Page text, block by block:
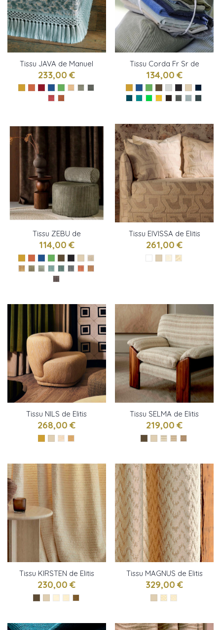
Tissu JAVA de Manuel
Canovas
233,00 €
Tissu Corda Fr Sr de
Designers Guild
134,00 €
Tissu ZEBU de
Casamance
114,00 €
Tissu EIVISSA de Elitis
261,00 €
Tissu NILS de Elitis
268,00 €
Tissu SELMA de Elitis
219,00 €
Tissu KIRSTEN de Elitis
230,00 €
Tissu MAGNUS de Elitis
329,00 €